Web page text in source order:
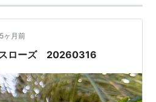
5ヶ月前
スローズ 20260316